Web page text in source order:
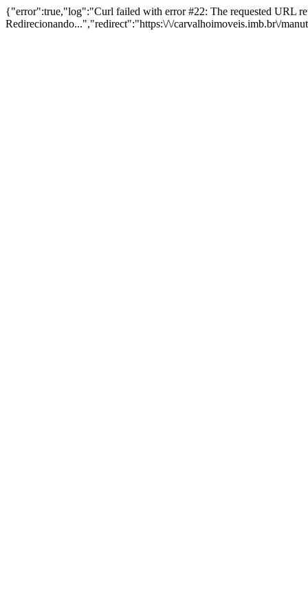
{"error":true,"log":"Curl failed with error #22: The requested URL
Redirecionando...","redirect":"https:\/\/carvalhoimoveis.imb.br\/